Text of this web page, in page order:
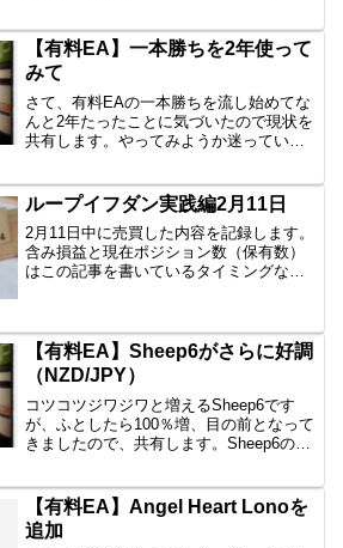
【有料EA】一本勝ちを2年使って
みて
さて、有料EAの一本勝ちを流し始めてな
んと2年たったことに気づいたので現状を
共有します。やってみようか迷っている
本勝ちUSD/JPYの15分足を使った、デイ
トレード、ス...
ループイフダン実践編2月11日
2月11日中に売買した内容を記録します。
含み損益と現在ポジション数（保有数）
はこの記事を書いているタイミングなの
1000通貨新...
【有料EA】Sheep6がさらに好調
（NZD/JPY）
コツコツジワジワと増えるSheep6です
が、ふとしたら100％増、目の前となって
きましたので、共有します。Sheep6の挙
えるとのことですが、私はNZDで使って
い...
【有料EA】Angel Heart Lonoを
追加